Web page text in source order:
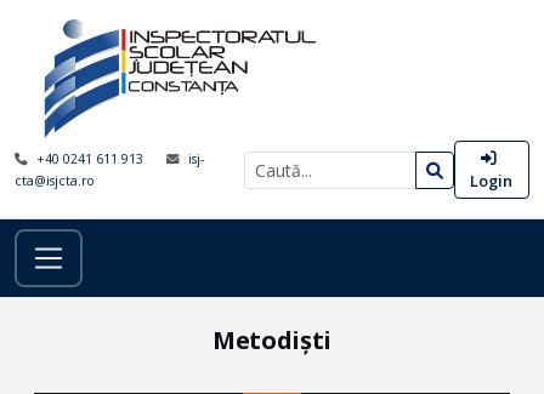
+40 0241 611 913
isj-
cta@isjcta.ro
Login
Metodiști